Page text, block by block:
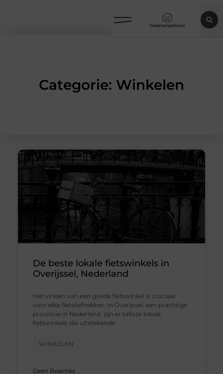
Categorie: Winkelen
De beste lokale fietswinkels in
Overijssel, Nederland
Het vinden van een goede fietswinkel is cruciaal
voor elke fietsliefhebber. In Overijssel, een prachtige
provincie in Nederland, zijn er talloze lokale
fietswinkels die uitstekende
WINKELEN
Geen Reacties